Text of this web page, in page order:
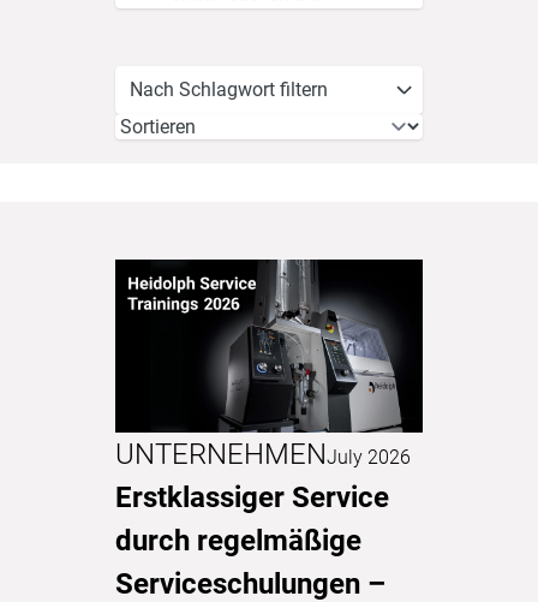
Nach Schlagwort filtern
UNTERNEHMENJuly 2026
Erstklassiger Service
durch regelmäßige
Serviceschulungen –